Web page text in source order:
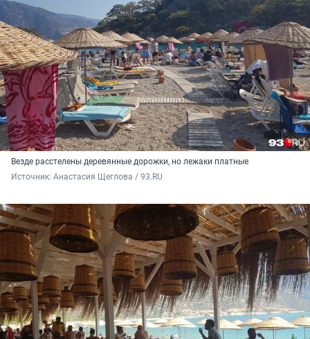
Везде расстелены деревянные дорожки, но лежаки платные
Источник: Анастасия Щеглова / 93.RU